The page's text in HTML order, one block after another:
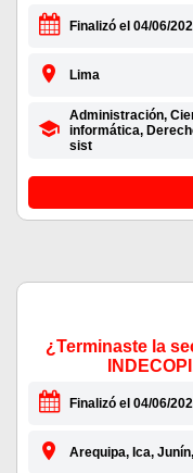
Finalizó el 04/06/
Lima
Administración,
informática,
sist
¿Terminaste la
Finalizó el 04/06/
Arequipa, Ica,